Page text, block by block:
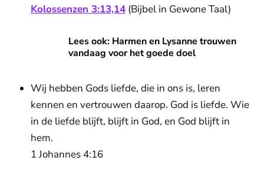
Kolossenzen 3:13,14 (Bijbel in Gewone Taal)
Lees ook: Harmen en Lysanne trouwen
vandaag voor het goede doel
Lees ook: Harmen en Lysanne trouwen vandaag voor het
Wij hebben Gods liefde, die in ons is, leren
kennen en vertrouwen daarop. God is liefde. Wie
in de liefde blijft, blijft in God, en God blijft in
hem.
1 Johannes 4:16